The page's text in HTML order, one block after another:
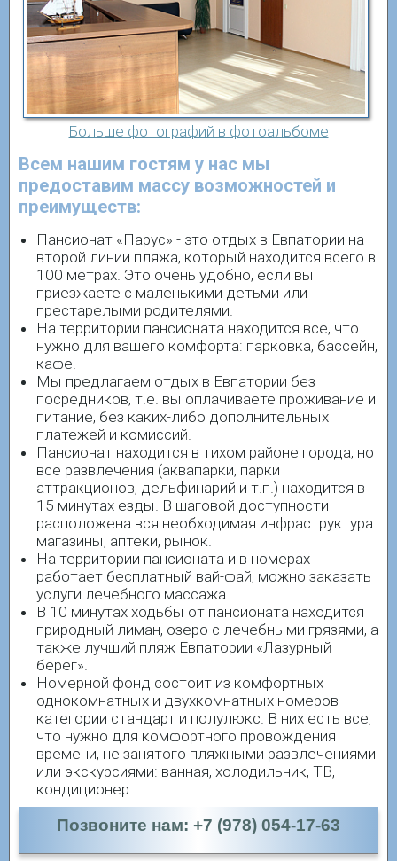
Больше фотографий в фотоальбоме
Всем нашим гостям у нас мы
предоставим массу возможностей и
преимуществ:
Пансионат «Парус» - это отдых в Евпатории на
второй линии пляжа, который находится всего в
100 метрах. Это очень удобно, если вы
приезжаете с маленькими детьми или
престарелыми родителями.
На территории пансионата находится все, что
нужно для вашего комфорта: парковка, бассейн,
кафе.
Мы предлагаем отдых в Евпатории без
посредников, т.е. вы оплачиваете проживание и
питание, без каких-либо дополнительных
платежей и комиссий.
Пансионат находится в тихом районе города, но
все развлечения (аквапарки, парки
аттракционов, дельфинарий и т.п.) находится в
15 минутах езды. В шаговой доступности
расположена вся необходимая инфраструктура:
магазины, аптеки, рынок.
На территории пансионата и в номерах
работает бесплатный вай-фай, можно заказать
услуги лечебного массажа.
В 10 минутах ходьбы от пансионата находится
природный лиман, озеро с лечебными грязями, а
также лучший пляж Евпатории «Лазурный
берег».
Номерной фонд состоит из комфортных
однокомнатных и двухкомнатных номеров
категории стандарт и полулюкс. В них есть все,
что нужно для комфортного провождения
времени, не занятого пляжными развлечениями
или экскурсиями: ванная, холодильник, ТВ,
кондиционер.
Позвоните нам: +7 (978) 054-17-63